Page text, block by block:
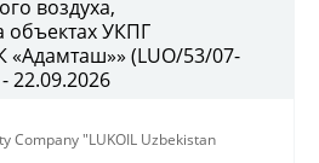
воздуха,
объектах УКПГ
«Адамташ»» (LUO/53/07-
22.09.2026
Company "LUKOIL Uzbekistan